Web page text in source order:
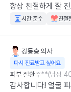
항상 친절하게 잘
시간 준수 친절
강동승의사
다시 진료받고 싶어요
피부 질환주**(남성
감사합니다! 얼굴